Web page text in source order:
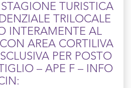
TRILOCALE
INTERAMENTE AL
AREA CORTILIVA
PER POSTO
– APE F – INFO